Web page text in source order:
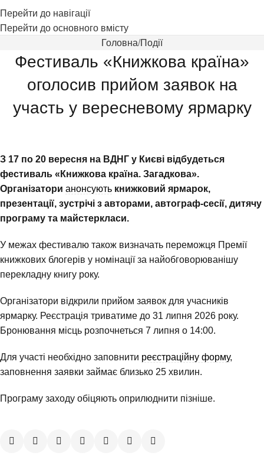
Перейти до навігації
Перейти до основного вмісту
Головна Події
Фестиваль «Книжкова країна»
оголосив прийом заявок на
участь у вересневому ярмарку
З 17 по 20 вересня на ВДНГ у Києві відбудеться
фестиваль «Книжкова країна. Загадкова».
Організатори анонсують книжковий ярмарок,
презентації, зустрічі з авторами, автограф-сесії, дитячу
програму та майстеркласи.
У межах фестивалю також визначать переможця Премії
книжкових блогерів у номінації за найобговорюванішу
перекладну книгу року.
Організатори відкрили прийом заявок для учасників
ярмарку. Реєстрація триватиме до 31 липня 2026 року.
Бронювання місць розпочнеться 7 липня о 14:00.
Для участі необхідно заповнити реєстраційну форму,
заповнення заявки займає близько 25 хвилин.
Програму заходу обіцяють оприлюднити пізніше.